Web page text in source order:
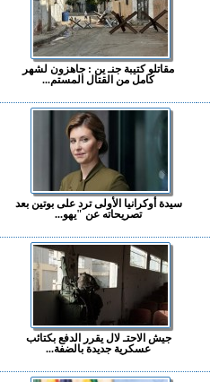
مقاتلو كتيبة جنـ ين : جاهزون لشهر
كامل من القتال المستم...
سيدة أوكرانيا الأولى ترد على بوتين بعد
تصريحاته عن "يهو...
جيش الاحتـ لال يقرر الدفع بكتائب
عسكرية جديدة بالضفة...